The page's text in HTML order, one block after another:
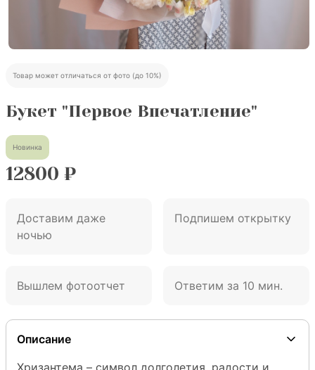
Товар может отличаться от фото (до 10%)
Букет "Первое Впечатление"
Новинка
12800 ₽
Доставим даже
ночью
Подпишем открытку
Вышлем фотоотчет Ответим за 10 мин.
Описание
Хризантема – символ долголетия, радости и